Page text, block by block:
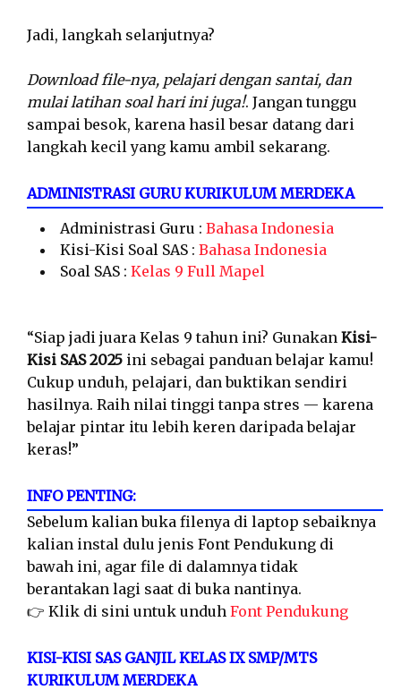
Jadi, langkah selanjutnya?
Download file-nya, pelajari dengan santai, dan
mulai latihan soal hari ini juga!. Jangan tunggu
sampai besok, karena hasil besar datang dari
langkah kecil yang kamu ambil sekarang.
ADMINISTRASI GURU KURIKULUM MERDEKA
Administrasi Guru : Bahasa Indonesia
Kisi-Kisi Soal SAS : Bahasa Indonesia
Soal SAS : Kelas 9 Full Mapel
“Siap jadi juara Kelas 9 tahun ini? Gunakan Kisi-
Kisi SAS 2025 ini sebagai panduan belajar kamu!
Cukup unduh, pelajari, dan buktikan sendiri
hasilnya. Raih nilai tinggi tanpa stres — karena
belajar pintar itu lebih keren daripada belajar
keras!”
INFO PENTING:
Sebelum kalian buka filenya di laptop sebaiknya
kalian instal dulu jenis Font Pendukung di
bawah ini, agar file di dalamnya tidak
berantakan lagi saat di buka nantinya.
👉 Klik di sini untuk unduh Font Pendukung
KISI-KISI SAS GANJIL KELAS IX SMP/MTS
KURIKULUM MERDEKA